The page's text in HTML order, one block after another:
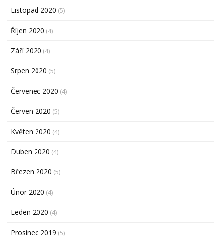
Listopad 2020 (5)
Říjen 2020 (4)
Září 2020 (4)
Srpen 2020 (5)
Červenec 2020 (4)
Červen 2020 (5)
Květen 2020 (4)
Duben 2020 (4)
Březen 2020 (5)
Únor 2020 (4)
Leden 2020 (4)
Prosinec 2019 (5)